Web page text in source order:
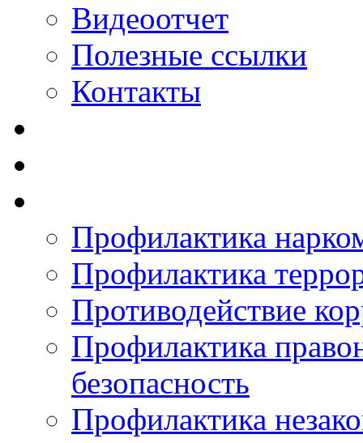
Видеоотчет
Полезные ссылки
Контакты
Профилактика
Профилактика
Противодействие
Профилактика
безопасность
Профилактика